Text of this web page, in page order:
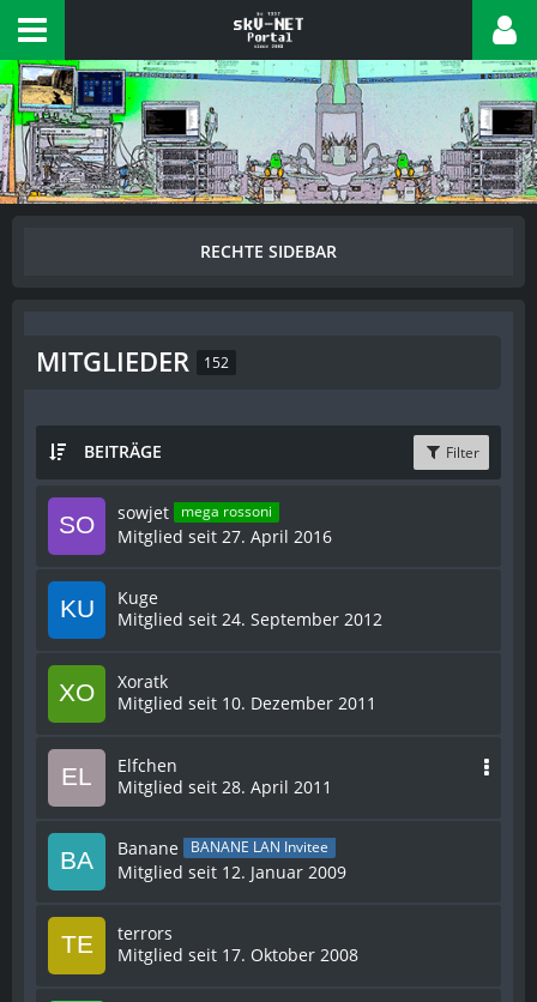
MITGLIEDER 152
BEITRÄGE Filter
sowjet mega rossoni
Mitglied seit 27. April 2016
Kuge
Mitglied seit 24. September 2012
Xoratk
Mitglied seit 10. Dezember 2011
Elfchen
Mitglied seit 28. April 2011
Banane BANANE LAN Invitee
Mitglied seit 12. Januar 2009
terrors
Mitglied seit 17. Oktober 2008